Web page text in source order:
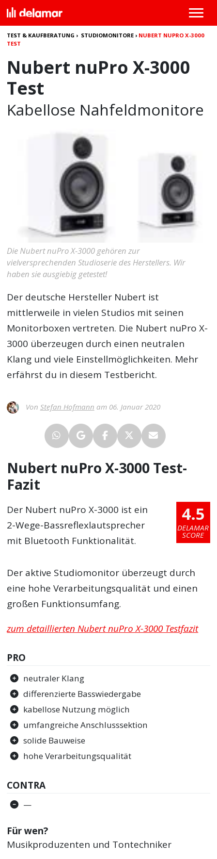
TEST & KAUFBERATUNG › STUDIOMONITORE › NUBERT NUPRO X-3000
TEST
Nubert nuPro X-3000
Test
Kabellose Nahfeldmonitore
Die Nubert nuPro X-3000 gehören zur
vielversprechenden Studioserie des Herstellers. Wir
haben sie ausgiebig getestet!
Der deutsche Hersteller Nubert ist
mittlerweile in vielen Studios mit seinen
Monitorboxen vertreten. Die Nubert nuPro X-
3000 überzeugen durch einen neutralen
Klang und viele Einstellmöglichkeiten. Mehr
erfährst du in diesem Testbericht.
Von Stefan Hofmann am 06. Januar 2020
Nubert nuPro X-3000 Test-
Fazit
4.5
DELAMAR
SCORE
Der Nubert nuPro X-3000 ist ein
2-Wege-Bassreflexlautsprecher
mit Bluetooth Funktionalität.
Der aktive Studiomonitor überzeugt durch
eine hohe Verarbeitungsqualität und einen
großen Funktionsumfang.
zum detaillierten Nubert nuPro X-3000 Testfazit
PRO
neutraler Klang
differenzierte Basswiedergabe
kabellose Nutzung möglich
umfangreiche Anschlusssektion
solide Bauweise
hohe Verarbeitungsqualität
CONTRA
—
Für wen?
Musikproduzenten und Tontechniker